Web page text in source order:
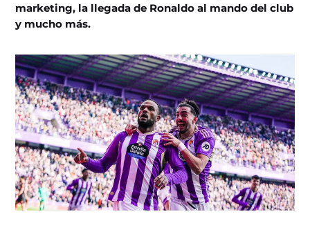
marketing, la llegada de Ronaldo al mando del club
y mucho más.